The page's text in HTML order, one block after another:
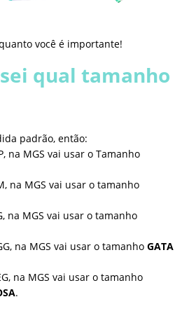
você é importante!
qual tamanho
padrão, então:
na MGS vai usar o Tamanho
na MGS vai usar o tamanho
na MGS vai usar o tamanho
na MGS vai usar o tamanho GATA
na MGS vai usar o tamanho
.